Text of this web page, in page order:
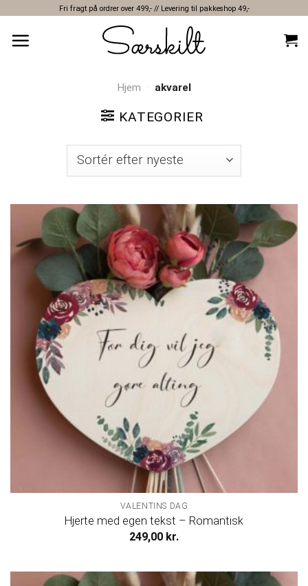
content
Fri fragt på ordrer over 499,- // Levering til pakkeshop 49,-
Hjem · akvarel
KATEGORIER
VALENTINS DAG
Hjerte med egen tekst – Romantisk
249,00 kr.